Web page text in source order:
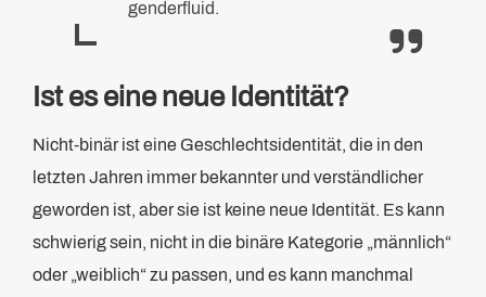
genderfluid.
Ist es eine neue Identität?
Nicht-binär ist eine Geschlechtsidentität, die in den
letzten Jahren immer bekannter und verständlicher
geworden ist, aber sie ist keine neue Identität. Es kann
schwierig sein, nicht in die binäre Kategorie „männlich“
oder „weiblich“ zu passen, und es kann manchmal